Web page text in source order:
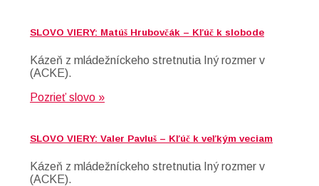
SLOVO VIERY: Matúš Hrubovčák – Kľúč k slobode
Kázeň z mládežníckeho stretnutia Iný rozmer v
(ACKE).
Pozrieť slovo »
SLOVO VIERY: Valer Pavluš – Kľúč k veľkým veciam
Kázeň z mládežníckeho stretnutia Iný rozmer v
(ACKE).